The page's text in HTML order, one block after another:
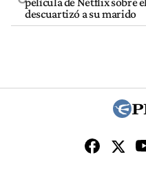
descuartizó a su marido